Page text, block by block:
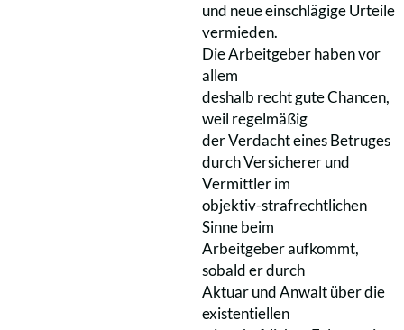
und neue einschlägige Urteile
vermieden.
Die Arbeitgeber haben vor
allem
deshalb recht gute Chancen,
weil regelmäßig
der Verdacht eines Betruges
durch Versicherer und
Vermittler im
objektiv-strafrechtlichen
Sinne beim
Arbeitgeber aufkommt,
sobald er durch
Aktuar und Anwalt über die
existentiellen